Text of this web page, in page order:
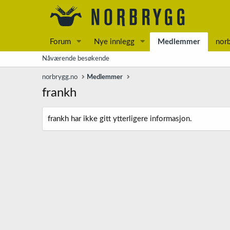
Forum Nye innlegg Medlemmer
Nåværende besøkende
norbrygg.no Medlemmer
frankh
frankh har ikke gitt ytterligere informasjon.